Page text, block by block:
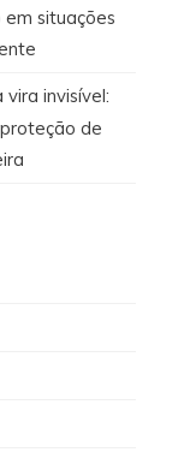
situações
invisível:
de